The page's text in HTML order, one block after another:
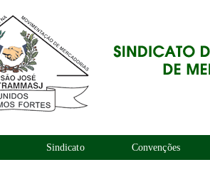
Sindicato Convenções